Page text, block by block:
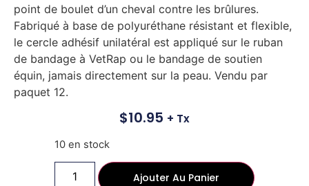
point de boulet d’un cheval contre les brûlures.
Fabriqué à base de polyuréthane résistant et flexible,
le cercle adhésif unilatéral est appliqué sur le ruban
de bandage à VetRap ou le bandage de soutien
équin, jamais directement sur la peau. Vendu par
paquet 12.
$10.95 + Tx
10 en stock
Ajouter Au Panier